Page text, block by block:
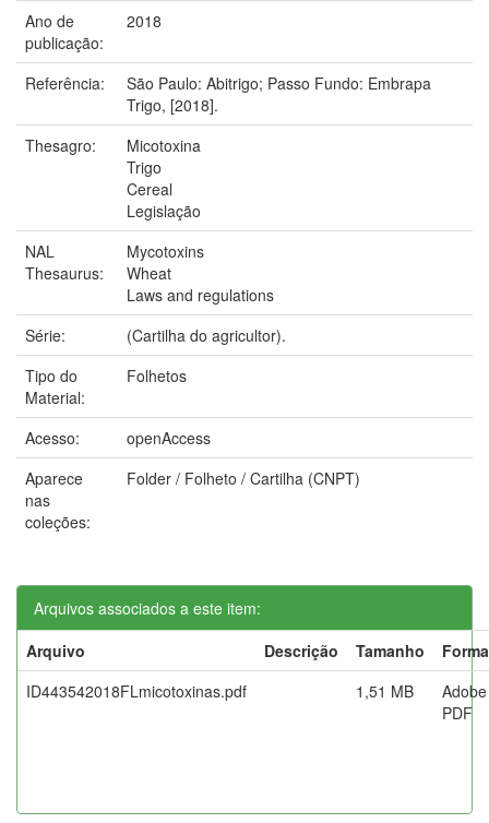
Ano de
publicação:
2018
Referência:
São Paulo: Abitrigo; Passo Fundo: Embrapa
Trigo, [2018].
Thesagro:
Micotoxina
Trigo
Cereal
Legislação
NAL
Thesaurus:
Mycotoxins
Wheat
Laws and regulations
Série:
(Cartilha do agricultor).
Tipo do
Material:
Folhetos
Acesso:
openAccess
Aparece
nas
coleções:
Folder / Folheto / Cartilha (CNPT)
Arquivos associados a este item:
Arquivo
Descrição Tamanho
ID443542018FLmicotoxinas.pdf
1,51 MB
Adobe
PDF